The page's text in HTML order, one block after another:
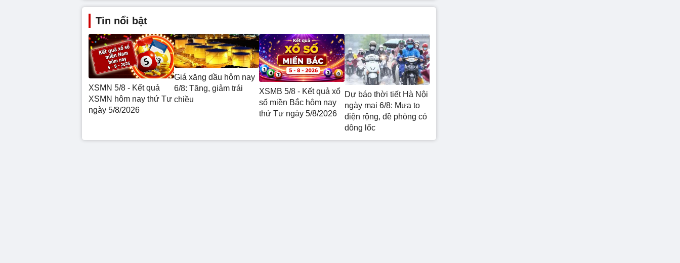
Tin nổi bật
XSMN 5/8 - Kết quả
XSMN hôm nay thứ Tư
ngày 5/8/2026
Giá xăng dầu hôm nay
6/8: Tăng, giảm trái
chiều
XSMB 5/8 - Kết quả xổ
số miền Bắc hôm nay
thứ Tư ngày 5/8/2026
Dự báo thời tiết Hà Nội
ngày mai 6/8: Mưa to
diện rộng, đề phòng có
dông lốc